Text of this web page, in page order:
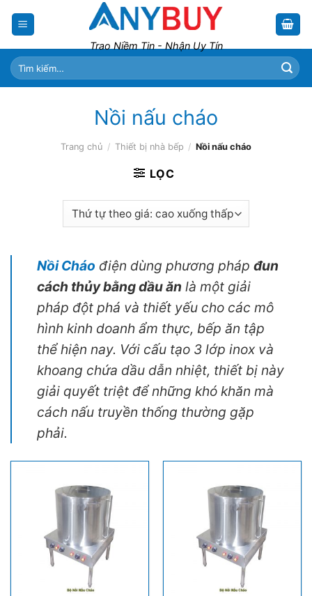
Trao Niềm Tin - Nhận Uy Tín
Tìm
kiếm:
Nồi nấu cháo
Trang chủ / Thiết bị nhà bếp / Nồi nấu cháo
LỌC
Nồi Cháo điện dùng phương pháp đun
cách thủy bằng dầu ăn là một giải
pháp đột phá và thiết yếu cho các mô
hình kinh doanh ẩm thực, bếp ăn tập
thể hiện nay. Với cấu tạo 3 lớp inox và
khoang chứa dầu dẫn nhiệt, thiết bị này
giải quyết triệt để những khó khăn mà
cách nấu truyền thống thường gặp
phải.